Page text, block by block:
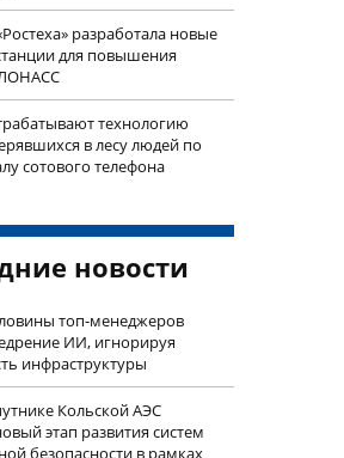
разработала новые
для повышения
технологию
в лесу людей по
сотового телефона
новости
топ-менеджеров
ИИ, игнорируя
инфраструктуры
Кольской АЭС
этап развития систем